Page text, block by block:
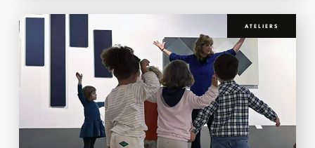
ATELIERS